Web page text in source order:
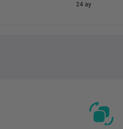
24 ay